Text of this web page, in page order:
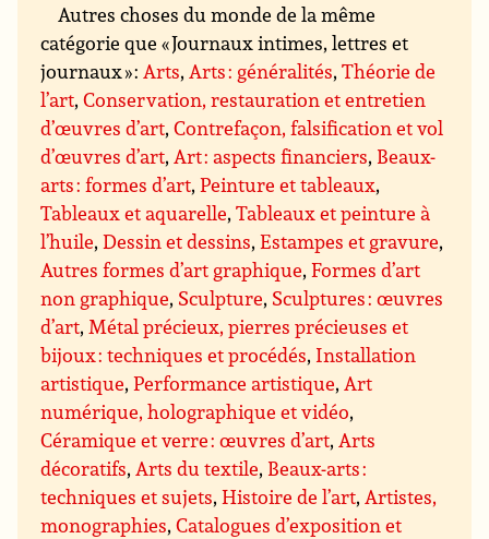
Autres choses du monde de la même
catégorie que « Journaux intimes, lettres et
journaux » :Arts,Arts : généralités,Théorie de
l’art,Conservation, restauration et entretien
d’œuvres d’art,Contrefaçon, falsification et vol
d’œuvres d’art,Art : aspects financiers, Beaux-
arts : formes d’art,Peinture et tableaux,
Tableaux et aquarelle,Tableaux et peinture à
l’huile,Dessin et dessins,Estampes et gravure,
Autres formes d’art graphique,Formes d’art
non graphique, Sculpture, Sculptures : œuvres
d’art,Métal précieux, pierres précieuses et
bijoux : techniques et procédés, Installation
artistique,Performance artistique,Art
numérique, holographique et vidéo,
Céramique et verre : œuvres d’art,Arts
décoratifs,Arts du textile, Beaux-arts :
techniques et sujets,Histoire de l’art,Artistes,
monographies,Catalogues d’exposition et